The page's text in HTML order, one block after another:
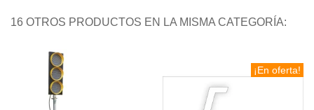
16 OTROS PRODUCTOS EN LA MISMA CATEGORÍA:
¡En oferta!